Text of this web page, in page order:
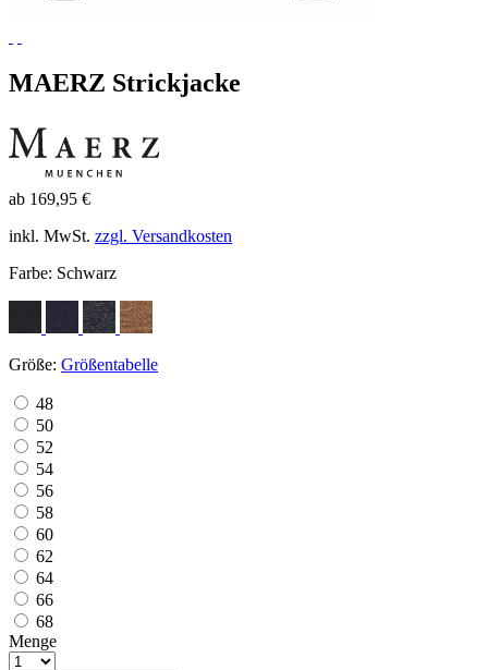
MAERZ Strickjacke
ab 169,95 €
inkl. MwSt. zzgl. Versandkosten
Farbe: Schwarz
Größe: Größentabelle
48
50
52
54
56
58
60
62
64
66
68
Menge